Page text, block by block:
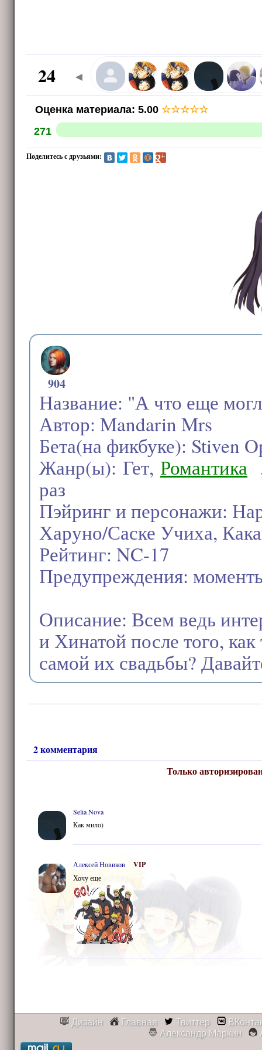
24 ◄
Оценка материала: 5.00 ☆☆☆☆☆
271
Поделитесь с друзьями:
904
Название: "А что еще
Автор: Mandarin Mrs
Бета(на фикбуке): Stiven
Жанр(ы): Гет, Романтика
раз
Пэйринг и персонажи:
Харуно/Саске Учиха,
Рейтинг: NC-17
Предупреждения:
Описание: Всем ведь
и Хинатой после того,
самой их свадьбы?
2 комментария
Только
Selia Nova
Как мило)
Алексей Новиков VIP
Хочу еще
Дизайн Главная Твиттер
Александр Маркин